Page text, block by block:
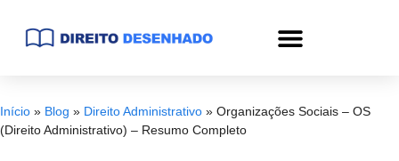
Início » Blog » Direito Administrativo » Organizações Sociais – OS
(Direito Administrativo) – Resumo Completo